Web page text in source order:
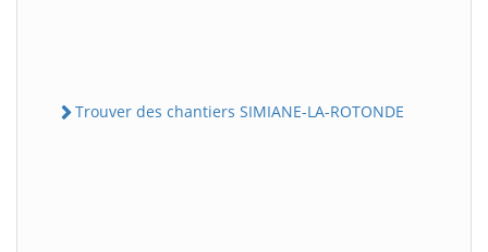
Trouver des chantiers SIMIANE-LA-ROTONDE